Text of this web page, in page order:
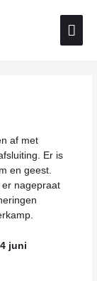
af met
Er is
en geest.
nagepraat
juni